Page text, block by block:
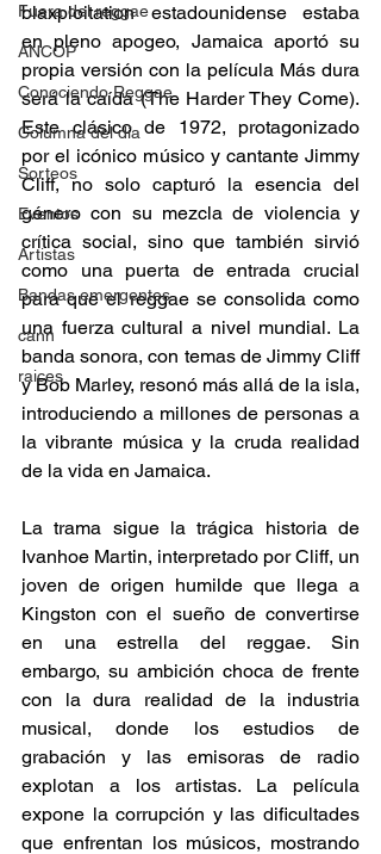
Fuera del reggae
ANCOP
Conociendo Reggae
Columna del día
Sorteos
Eventos
Artistas
Bandas emergentes
cann
raices
blaxploitation estadounidense estaba
en pleno apogeo, Jamaica aportó su
propia versión con la película Más dura
será la caída (The Harder They Come).
Este clásico de 1972, protagonizado
por el icónico músico y cantante Jimmy
Cliff, no solo capturó la esencia del
género con su mezcla de violencia y
crítica social, sino que también sirvió
como una puerta de entrada crucial
para que el reggae se consolida como
una fuerza cultural a nivel mundial. La
banda sonora, con temas de Jimmy Cliff
y Bob Marley, resonó más allá de la isla,
introduciendo a millones de personas a
la vibrante música y la cruda realidad
de la vida en Jamaica.
La trama sigue la trágica historia de
Ivanhoe Martin, interpretado por Cliff, un
joven de origen humilde que llega a
Kingston con el sueño de convertirse
en una estrella del reggae. Sin
embargo, su ambición choca de frente
con la dura realidad de la industria
musical, donde los estudios de
grabación y las emisoras de radio
explotan a los artistas. La película
expone la corrupción y las dificultades
que enfrentan los músicos, mostrando